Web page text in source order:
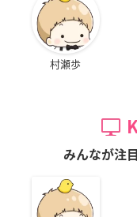
村瀬歩
みんなが注